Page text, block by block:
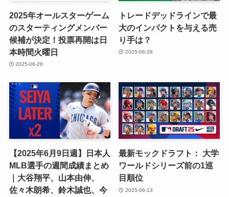
2025年オールスターゲーム
のスターティングメンバー
候補が決定！投票再開は日
本時間火曜日
2025-06-28
トレードデッドラインで最
大のインパクトを与える売
り手は？
2025-06-28
【2025年6月9日週】日本人
MLB選手の週間成績まとめ
｜大谷翔平、山本由伸、
佐々木朗希、鈴木誠也、今
最新モックドラフト： 大学
ワールドシリーズ前の1巡
目順位
2025-06-13